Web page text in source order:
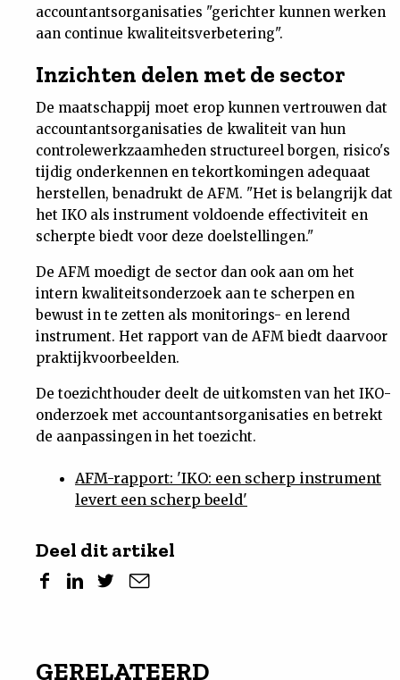
accountantsorganisaties "gerichter kunnen werken
aan continue kwaliteitsverbetering".
Inzichten delen met de sector
De maatschappij moet erop kunnen vertrouwen dat
accountantsorganisaties de kwaliteit van hun
controlewerkzaamheden structureel borgen, risico's
tijdig onderkennen en tekortkomingen adequaat
herstellen, benadrukt de AFM. "Het is belangrijk dat
het IKO als instrument voldoende effectiviteit en
scherpte biedt voor deze doelstellingen."
De AFM moedigt de sector dan ook aan om het
intern kwaliteitsonderzoek aan te scherpen en
bewust in te zetten als monitorings- en lerend
instrument. Het rapport van de AFM biedt daarvoor
praktijkvoorbeelden.
De toezichthouder deelt de uitkomsten van het IKO-
onderzoek met accountantsorganisaties en betrekt
de aanpassingen in het toezicht.
AFM-rapport: 'IKO: een scherp instrument
levert een scherp beeld'
Deel dit artikel
GERELATEERD